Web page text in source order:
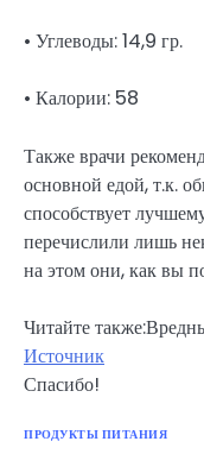
• Углеводы: 14,9 гр.
• Калории: 58
Также врачи
основной едой, т.к.
способствует
перечислили лишь
на этом они, как вы
Читайте
Источник
Спасибо!
ПРОДУКТЫ ПИТАНИЯ